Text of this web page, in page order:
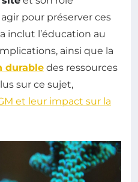
pour préserver ces
inclut l’éducation au
ainsi que la
durable des ressources
sur ce sujet,
et leur impact sur la